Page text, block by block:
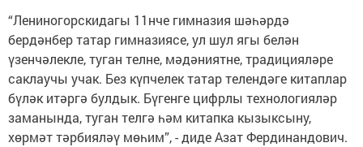
“Лениногорскидагы 11нче гимназия шәһәрдә
бердәнбер татар гимназиясе, ул шул ягы белән
үзенчәлекле, туган телне, мәдәниятне, традицияләре
саклаучы учак. Без күпчелек татар телендәге китаплар
бүләк итәргә булдык. Бүгенге цифрлы технологияләр
заманында, туган телгә һәм китапка кызыксыну,
хөрмәт тәрбияләү мөһим”, - диде Азат Фердинандович.